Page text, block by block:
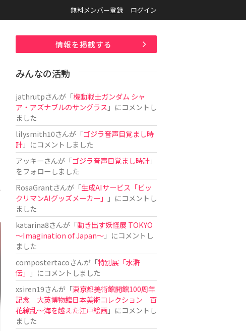
無料メンバー登録 ログイン
情報を掲載する
みんなの活動
jathrutpさんが「機動戦士ガンダム シャ
ア・アズナブルのサングラス 」にコメントし
ました
lilysmith10さんが「ゴジラ音声目覚まし時
計」にコメントしました
アッキーさんが「ゴジラ音声目覚まし時計」
をフォローしました
RosaGrantさんが「生成AIサービス「ビッ
クリマンAIグッズメーカー」
」にコメントし
ました
katarina8さんが「動き出す妖怪展 TOKYO
〜Imagination of Japan〜」にコメントし
ました
compostertacoさんが「特別展「水滸
伝」
」にコメントしました
xsiren19さんが「東京都美術館開館100周年
記念 大英博物館日本美術コレクション 百
花繚乱～海を越えた江戸絵画」にコメントし
ました